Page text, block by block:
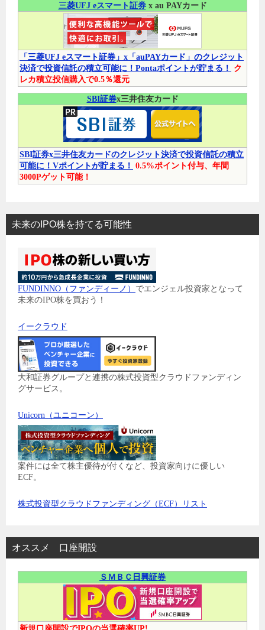
三菱UFJ eスマート証券x au PAYカード
「三菱UFJ eスマート証券」x「auPAYカード」のクレジット
決済で投資信託の積立可能に！Pontaポイントが貯まる！
ク
レカ積立投信購入で0.5％還元
SBI証券x三井住友カード
SBI証券x三井住友カードのクレジット決済で投資信託の積立
可能に！Vポイントが貯まる！ 0.5%ポイント付与、年間
3000Pゲット可能！
未来のIPO株を持てる可能性
FUNDINNO（ファンディーノ） でエンジェル投資家となって
未来のIPO株を買おう！
イークラウド
大和証券グループと連携の株式投資型クラウドファンディン
グサービス。
Unicorn（ユニコーン）
案件には全て株主優待が付くなど、投資家向けに優しい
ECF。
株式投資型クラウドファンディング（ECF）リスト
オススメ 口座開設
ＳＭＢＣ日興証券